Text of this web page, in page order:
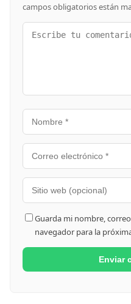
campos obligatorios están
Guarda mi nombre,
navegador para la